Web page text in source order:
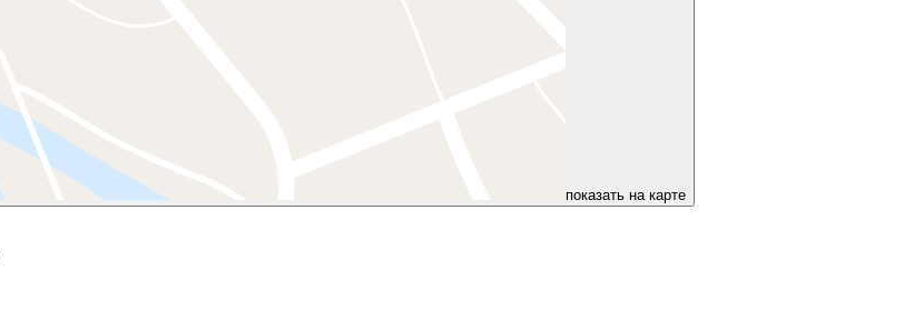
показать на карте